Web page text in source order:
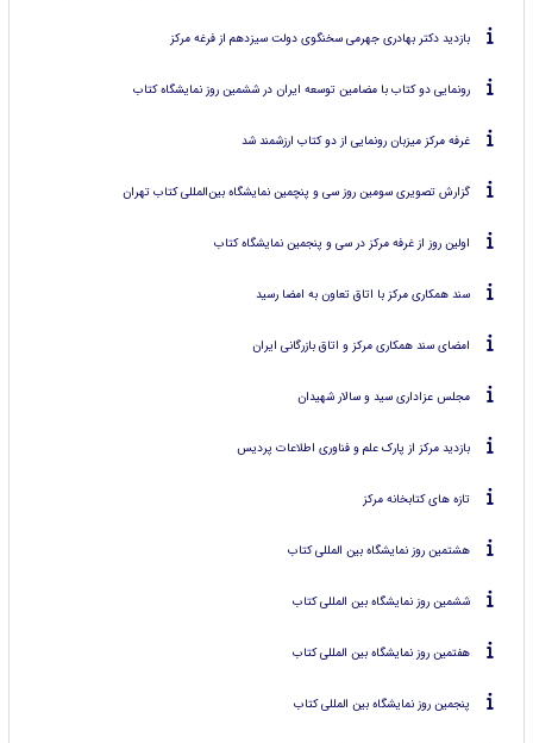
بازدید دکتر بهادری جهرمی سخنگوی دولت سیزدهم از فرغه مرکز
رونمایی دو کتاب با مضامین توسعه ایران در ششمین روز نمایشگاه کتاب
غرفه مرکز میزبان رونمایی از دو کتاب ارزشمند شد
گزارش تصویری سومین روز سی و پنچمین نمایشگاه بین‌المللی کتاب تهران
اولین روز از غرفه مرکز در سی و پنجمین نمایشگاه کتاب
سند همکاری مرکز با اتاق تعاون به امضا رسید
امضای سند همکاری مرکز و اتاق بازرگانی ایران
مجلس عزاداری سید و سالار شهیدان
بازدید مرکز از پارک علم و فناوری اطلاعات پردیس
تازه های کتابخانه مرکز
هشتمین روز نمایشگاه بین المللی کتاب
ششمین روز نمایشگاه بین المللی کتاب
هفتمین روز نمایشگاه بین المللی کتاب
پنجمین روز نمایشگاه بین المللی کتاب